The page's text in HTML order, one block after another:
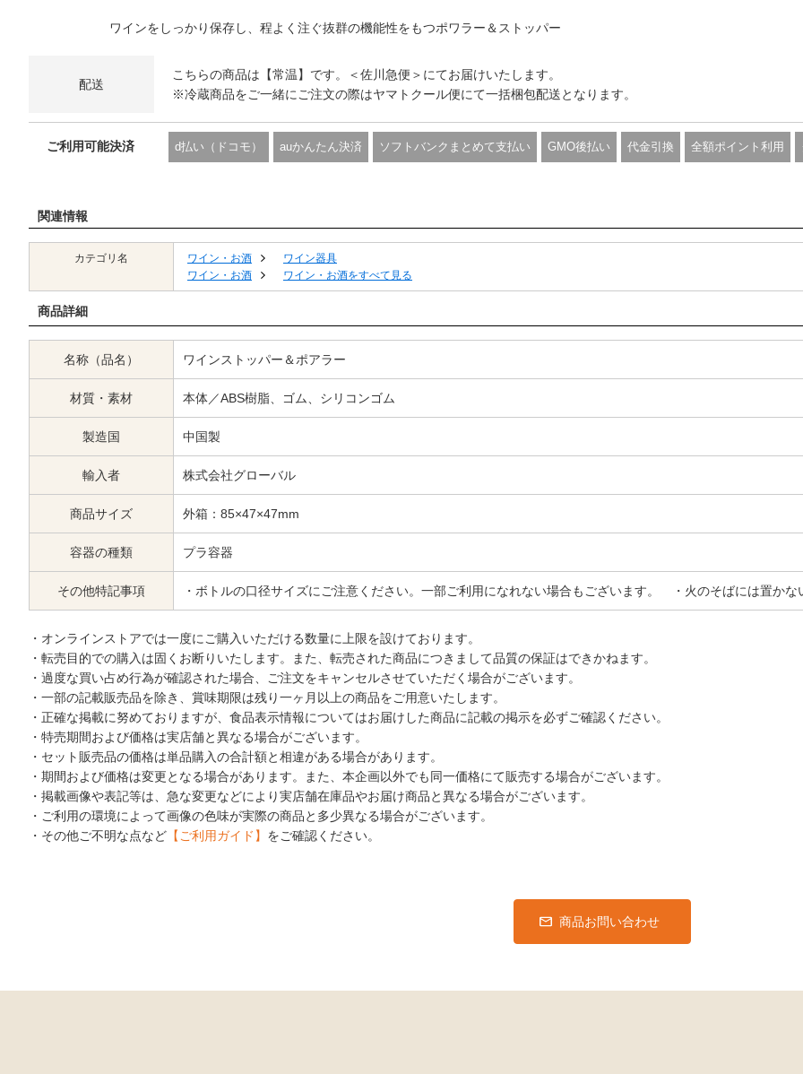
ワインをしっかり保存し、程よく注ぐ抜群の機能性をもつポワラー＆ストッパー
配送
こちらの商品は【常温】です。＜佐川急便＞にてお届けいたします。
※冷蔵商品をご一緒にご注文の際はヤマトクール便にて一括梱包配送となります。
ご利用可能決済 d払い（ドコモ） auかんたん決済 ソフトバンクまとめて支払い GMO後払い 代金引換 全額ポイント利用
関連情報
カテゴリ名 ワイン・お酒
ワイン器具
ワイン・お酒
ワイン・お酒をすべて見る
商品詳細
名称（品名） ワインストッパー＆ポアラー
材質・素材 本体／ABS樹脂、ゴム、シリコンゴム
製造国 中国製
輸入者 株式会社グローバル
商品サイズ 外箱：85×47×47mm
容器の種類 プラ容器
その他特記事項 ・ボトルの口径サイズにご注意ください。一部ご利用になれない場合もございます。 ・火のそばには置かな
・オンラインストアでは一度にご購入いただける数量に上限を設けております。
・転売目的での購入は固くお断りいたします。また、転売された商品につきまして品質の保証はできかねます。
・過度な買い占め行為が確認された場合、ご注文をキャンセルさせていただく場合がございます。
・一部の記載販売品を除き、賞味期限は残り一ヶ月以上の商品をご用意いたします。
・正確な掲載に努めておりますが、食品表示情報についてはお届けした商品に記載の掲示を必ずご確認ください。
・特売期間および価格は実店舗と異なる場合がございます。
・セット販売品の価格は単品購入の合計額と相違がある場合があります。
・期間および価格は変更となる場合があります。また、本企画以外でも同一価格にて販売する場合がございます。
・掲載画像や表記等は、急な変更などにより実店舗在庫品やお届け商品と異なる場合がございます。
・ご利用の環境によって画像の色味が実際の商品と多少異なる場合がございます。
・その他ご不明な点など 【ご利用ガイド】 をご確認ください。
商品お問い合わせ